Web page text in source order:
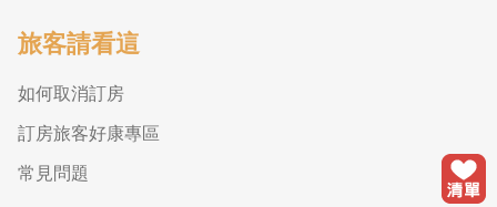
旅客請看這
如何取消訂房
訂房旅客好康專區
常見問題